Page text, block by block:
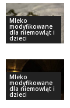
Mleko
modyfikowane
dla niemowląt i
dzieci
Mleko
modyfikowane
dla niemowląt i
dzieci